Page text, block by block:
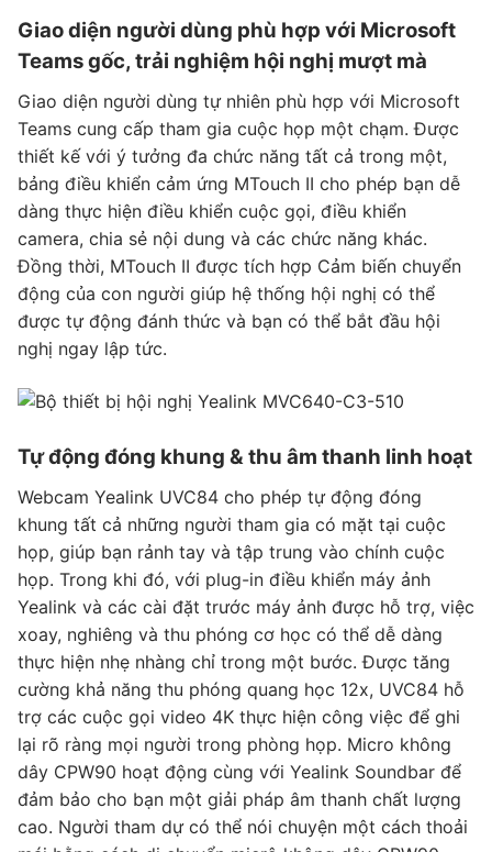
Giao diện người dùng phù hợp với Microsoft
Teams gốc, trải nghiệm hội nghị mượt mà
Giao diện người dùng tự nhiên phù hợp với Microsoft
Teams cung cấp tham gia cuộc họp một chạm. Được
thiết kế với ý tưởng đa chức năng tất cả trong một,
bảng điều khiển cảm ứng MTouch II cho phép bạn dễ
dàng thực hiện điều khiển cuộc gọi, điều khiển
camera, chia sẻ nội dung và các chức năng khác.
Đồng thời, MTouch II được tích hợp Cảm biến chuyển
động của con người giúp hệ thống hội nghị có thể
được tự động đánh thức và bạn có thể bắt đầu hội
nghị ngay lập tức.
Tự động đóng khung & thu âm thanh linh hoạt
Webcam Yealink UVC84 cho phép tự động đóng
khung tất cả những người tham gia có mặt tại cuộc
họp, giúp bạn rảnh tay và tập trung vào chính cuộc
họp. Trong khi đó, với plug-in điều khiển máy ảnh
Yealink và các cài đặt trước máy ảnh được hỗ trợ, việc
xoay, nghiêng và thu phóng cơ học có thể dễ dàng
thực hiện nhẹ nhàng chỉ trong một bước. Được tăng
cường khả năng thu phóng quang học 12x, UVC84 hỗ
trợ các cuộc gọi video 4K thực hiện công việc để ghi
lại rõ ràng mọi người trong phòng họp. Micro không
dây CPW90 hoạt động cùng với Yealink Soundbar để
đảm bảo cho bạn một giải pháp âm thanh chất lượng
cao. Người tham dự có thể nói chuyện một cách thoải